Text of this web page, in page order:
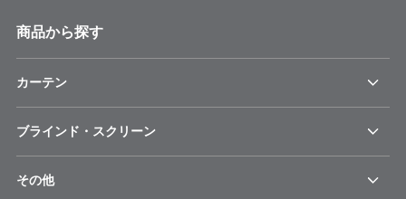
商品から探す
カーテン
ブラインド・スクリーン
その他